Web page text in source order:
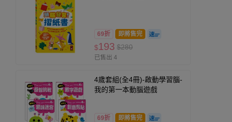
69折 即將售完
$193 $280
已售出 4
4歲套組(全4冊)-啟動學習腦-
我的第一本動腦遊戲
69折 即將售完